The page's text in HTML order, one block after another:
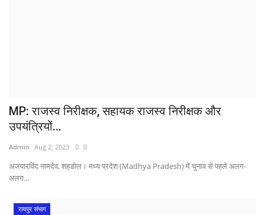
MP: राजस्व निरीक्षक, सहायक राजस्व निरीक्षक और
उपयंत्रियों...
Admin Aug 2, 2023 0
अजयारविंद नामदेव, शहडोल। मध्य प्रदेश (Madhya Pradesh) में चुनाव से पहले अलग-
अलग...
रायपुर संभाग